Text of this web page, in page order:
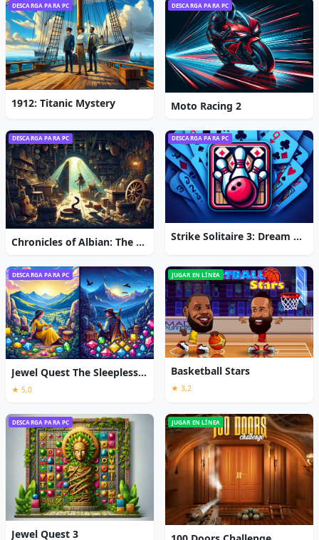
DESCARGA PARA PC
1912: Titanic Mystery
DESCARGA PARA PC
Moto Racing 2
DESCARGA PARA PC
Chronicles of Albian: The Magic Convention
DESCARGA PARA PC
Strike Solitaire 3: Dream Resort
DESCARGA PARA PC
Jewel Quest The Sleepless Star
★ 5,0
JUGAR EN LÍNEA
Basketball Stars
★ 3,2
DESCARGA PARA PC
Jewel Quest 3
JUGAR EN LÍNEA